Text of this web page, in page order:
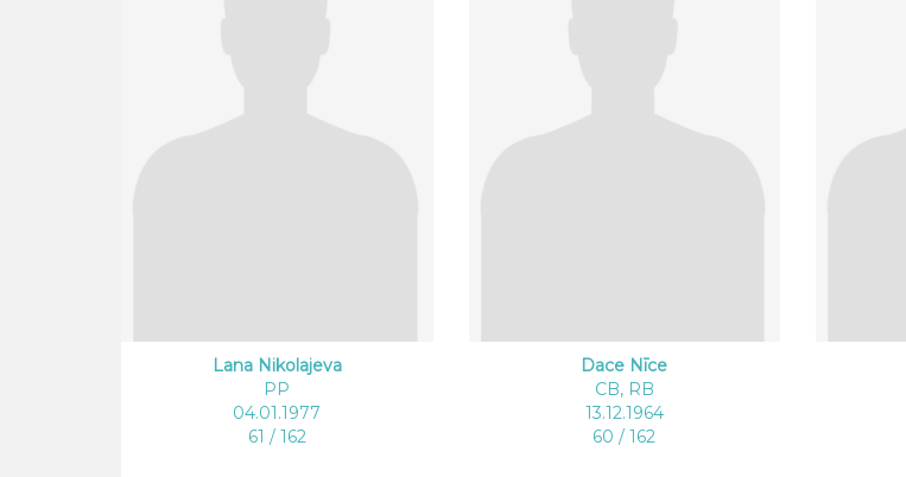
Lana Nikolajeva
PP
04.01.1977
61 / 162
Dace Nīce
CB, RB
13.12.1964
60 / 162